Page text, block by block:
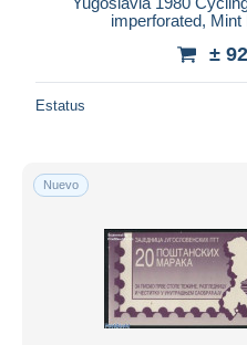
imperforated,
±
Estatus
Nuevo